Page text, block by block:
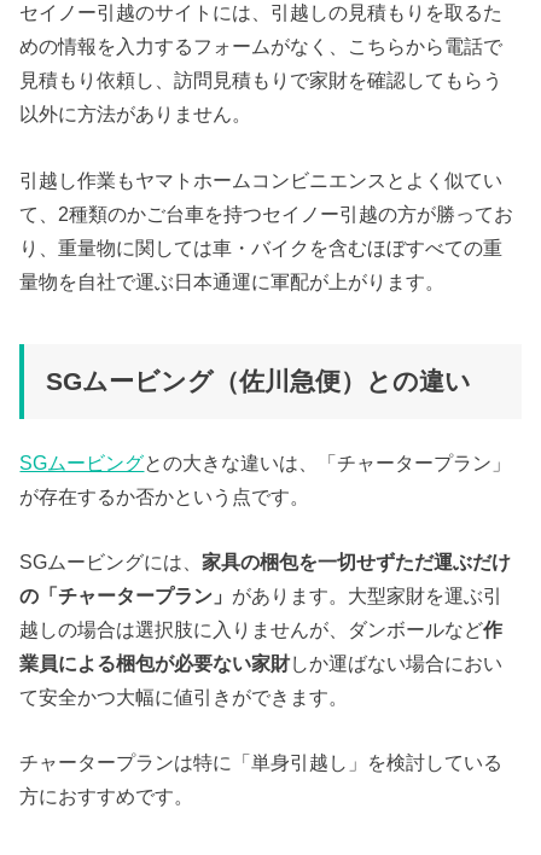
セイノー引越のサイトには、引越しの見積もりを取るた
めの情報を入力するフォームがなく、こちらから電話で
見積もり依頼し、訪問見積もりで家財を確認してもらう
以外に方法がありません。
引越し作業もヤマトホームコンビニエンスとよく似てい
て、2種類のかご台車を持つセイノー引越の方が勝ってお
り、重量物に関しては車・バイクを含むほぼすべての重
量物を自社で運ぶ日本通運に軍配が上がります。
SGムービング（佐川急便）との違い
SGムービングとの大きな違いは、「チャータープラン」
が存在するか否かという点です。
SGムービングには、家具の梱包を一切せずただ運ぶだけ
の「チャータープラン」 があります。大型家財を運ぶ引
越しの場合は選択肢に入りませんが、ダンボールなど作
業員による梱包が必要ない家財しか運ばない場合におい
て安全かつ大幅に値引きができます。
チャータープランは特に「単身引越し」を検討している
方におすすめです。